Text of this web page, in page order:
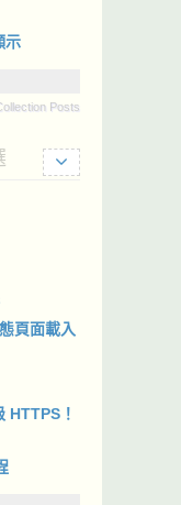
示
Posts
頁面載入
HTTPS！